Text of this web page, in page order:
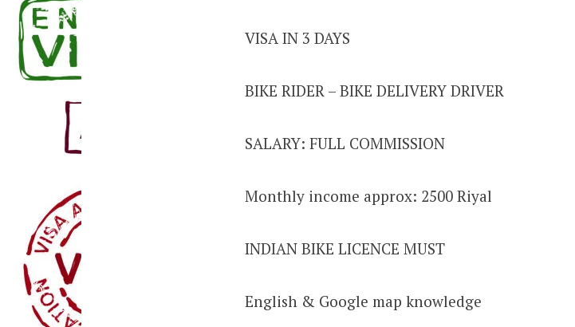
VISA IN 3 DAYS
BIKE RIDER – BIKE DELIVERY DRIVER
SALARY: FULL COMMISSION
Monthly income approx: 2500 Riyal
INDIAN BIKE LICENCE MUST
English & Google map knowledge